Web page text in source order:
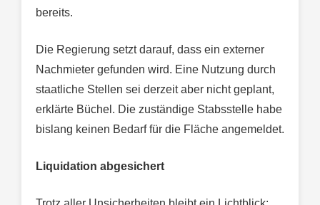
bereits.
Die Regierung setzt darauf, dass ein externer
Nachmieter gefunden wird. Eine Nutzung durch
staatliche Stellen sei derzeit aber nicht geplant,
erklärte Büchel. Die zuständige Stabsstelle habe
bislang keinen Bedarf für die Fläche angemeldet.
Liquidation abgesichert